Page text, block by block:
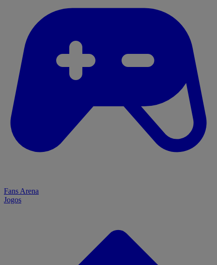
Fans Arena
Jogos